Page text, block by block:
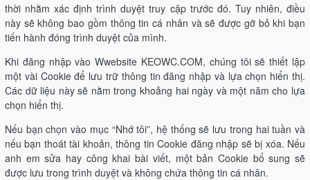
thời nhằm xác định trình duyệt truy cập trước đó. Tuy nhiên, điều
này sẽ không bao gồm thông tin cá nhân và sẽ được gỡ bỏ khi bạn
tiến hành đóng trình duyệt của mình.
Khi đăng nhập vào Wwebsite KEOWC.COM, chúng tôi sẽ thiết lập
một vài Cookie để lưu trữ thông tin đăng nhập và lựa chọn hiển thị.
Các dữ liệu này sẽ nằm trong khoảng hai ngày và một năm cho lựa
chọn hiển thị.
Nếu bạn chọn vào mục “Nhớ tôi”, hệ thống sẽ lưu trong hai tuần và
nếu bạn thoát tài khoản, thông tin Cookie đăng nhập sẽ bị xóa. Nếu
anh em sửa hay công khai bài viết, một bản Cookie bổ sung sẽ
được lưu trong trình duyệt và không chứa thông tin cá nhân.